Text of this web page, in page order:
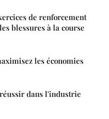
de renforcement
blessures à la course
les économies
dans l'industrie